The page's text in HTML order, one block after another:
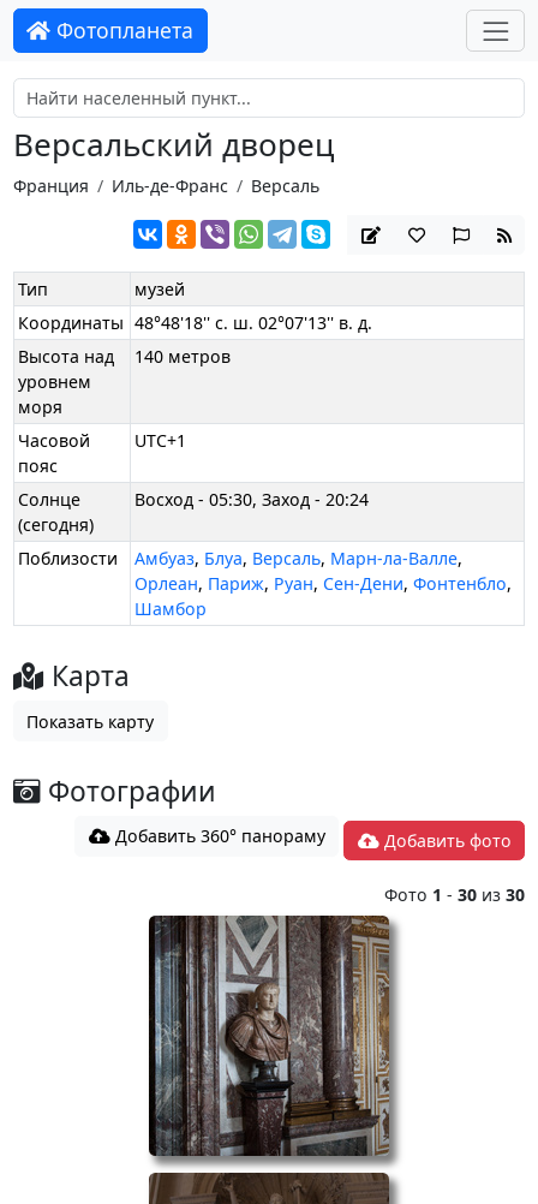
Фотопланета
Версальский дворец
Франция Иль-де-Франс Версаль
Тип
музей
Координаты 48°48'18'' с. ш. 02°07'13'' в. д.
Высота над
уровнем
моря
140 метров
Часовой
пояс
UTC+1
Солнце
(сегодня)
Восход - 05:30, Заход - 20:24
Поблизости Амбуаз, Блуа, Версаль, Марн-ла-Валле,
Орлеан, Париж, Руан, Сен-Дени,Фонтенбло,
Шамбор
Карта
Показать карту
Фотографии
Добавить 360° панораму Добавить фото
Фото 1 -30 из30